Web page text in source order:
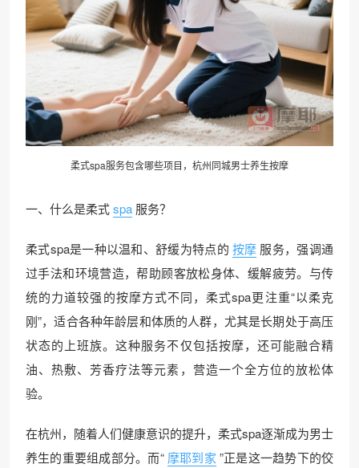
柔式spa服务包含哪些项目， 杭州同城男士养生按摩
一、什么是柔式spa 服务？
柔式spa是一种以温和、舒缓为特点的 按摩 服务，强调通
过手法和环境营造，帮助顾客放松身体、缓解疲劳。与传
统的力道较强的按摩方式不同，柔式spa更注重“以柔克
刚”，适合各种年龄层和体质的人群，尤其是长期处于高压
状态的上班族。这种服务不仅包括按摩，还可能融合精
油、热敷、芳香疗法等元素，营造一个全方位的放松体
验。
在杭州，随着人们健康意识的提升，柔式spa逐渐成为男士
养生的重要组成部分。而“ 摩耶到家 ”正是这一趋势下的佼